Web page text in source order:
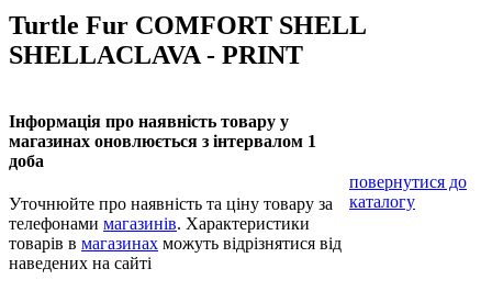
Turtle Fur COMFORT SHELL
SHELLACLAVA - PRINT
Інформація про наявність товару у
магазинах оновлюється з інтервалом 1
доба
Уточнюйте про наявність та ціну товару за
телефонами магазинів. Характеристики
товарів в магазинах можуть відрізнятися від
наведених на сайті
повернутися до
каталогу